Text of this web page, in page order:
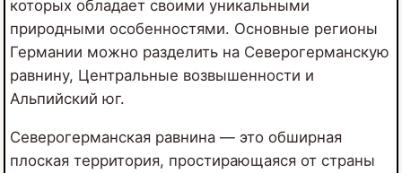
которых обладает своими уникальными
природными особенностями. Основные регионы
Германии можно разделить на Северогерманскую
равнину, Центральные возвышенности и
Альпийский юг.
Северогерманская равнина — это обширная
плоская территория, простирающаяся от страны